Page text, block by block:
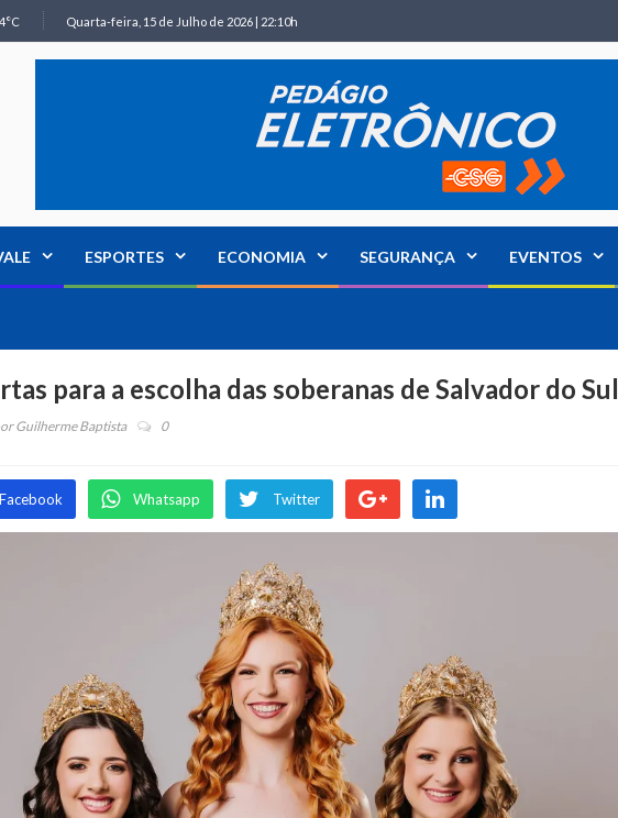
Quarta-feira, 15 de Julho de 2026 | 22:10h
ESPORTES ECONOMIA SEGURANÇA EVENTOS
para a escolha das soberanas de Salvador do Sul
Guilherme Baptista 0
Facebook Whatsapp Twitter